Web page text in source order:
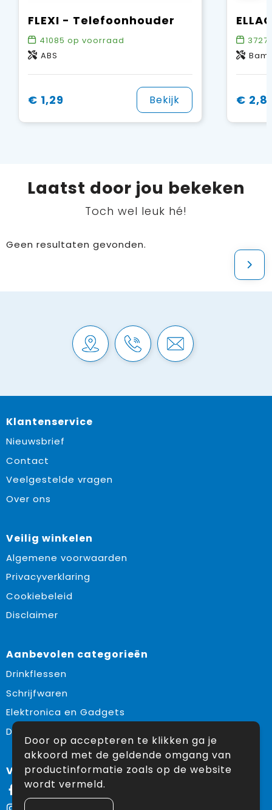
FLEXI - Telefoonhouder
41085 op voorraad
ABS
€ 1,29 Bekijk
3727
€ 2,81
Laatst door jou bekeken
Toch wel leuk hé!
Geen resultaten gevonden.
Klantenservice
Nieuwsbrief
Contact
Veelgestelde vragen
Over ons
Veilig winkelen
Algemene voorwaarden
Privacyverklaring
Cookiebeleid
Disclaimer
Aanbevolen categorieën
Drinkflessen
Schrijfwaren
Elektronica en Gadgets
Draagtassen
Volg ons op:
Facebook
Door op accepteren te klikken ga je
akkoord met de geldende omgang van
productinformatie zoals op de website
wordt vermeld.